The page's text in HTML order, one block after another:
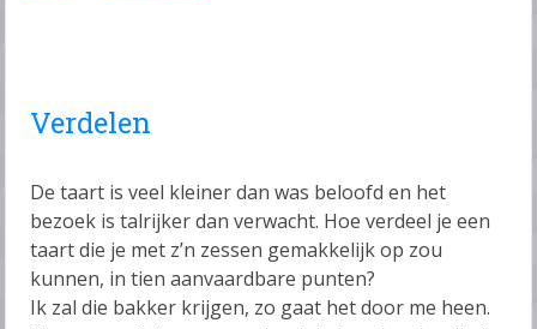
Verdelen
De taart is veel kleiner dan was beloofd en het
bezoek is talrijker dan verwacht. Hoe verdeel je een
taart die je met z’n zessen gemakkelijk op zou
kunnen, in tien aanvaardbare punten?
Ik zal die bakker krijgen, zo gaat het door me heen.